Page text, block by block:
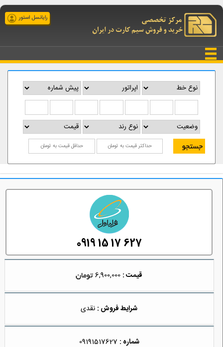
رایانسل استور
0919 15 17 627
قیمت :
شرایط فروش : نقدی
شماره : 09191517627